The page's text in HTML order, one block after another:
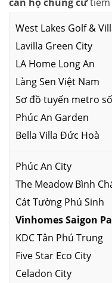
West Lakes Golf &
Lavilla Green City
LA Home Long An
Làng Sen Việt Nam
Sơ đồ tuyến metro
Phúc An Garden
Bella Villa Đức Hoà
Phúc An City
The Meadow Bình
Cát Tường Phú Sinh
Vinhomes Saigon
KDC Tân Phú Trung
Five Star Eco City
Celadon City